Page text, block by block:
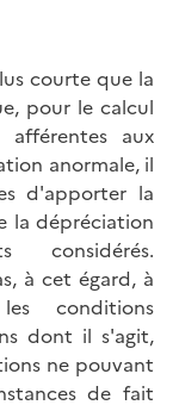
courte que la
pour le calcul
afférentes aux
anormale, il
d'apporter la
la dépréciation
à cet égard, à
conditions
dont il s'agit,
ne pouvant
de fait